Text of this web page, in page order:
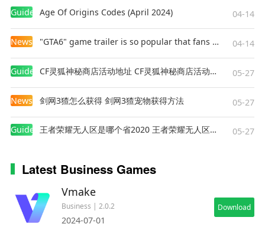
Guides Age Of Origins Codes (April 2024) 04-14
News "GTA6" game trailer is so popular that fans make and release a real-life version 04-14
Guides CF灵狐神秘商店活动地址 CF灵狐神秘商店活动网址 05-27
News 剑网3猹怎么获得 剑网3猹宠物获得方法 05-27
Guides 王者荣耀无人区是哪个省2020 王者荣耀无人区在哪些地方 05-27
Latest Business Games
Vmake
Business | 2.0.2
2024-07-01
Download